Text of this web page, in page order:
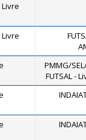
PMMG/
FUTSAL -